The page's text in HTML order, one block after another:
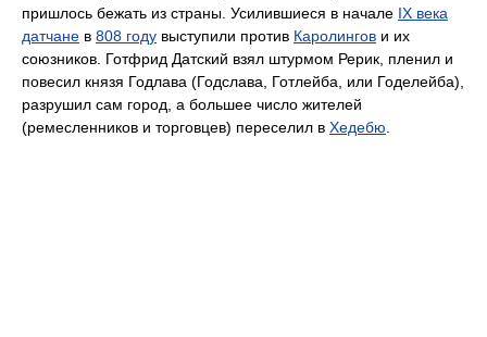
пришлось бежать из страны. Усилившиеся в начале IX века
датчане в 808 году выступили против Каролингов и их
союзников. Готфрид Датский взял штурмом Рерик, пленил и
повесил князя Годлава (Годслава, Готлейба, или Годелейба),
разрушил сам город, а большее число жителей
(ремесленников и торговцев) переселил в Хедебю